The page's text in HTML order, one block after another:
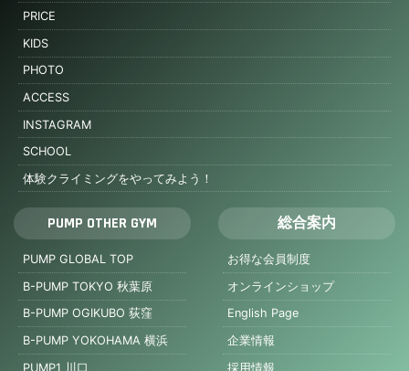
PRICE
KIDS
PHOTO
ACCESS
INSTAGRAM
SCHOOL
体験クライミングをやってみよう！
PUMP OTHER GYM
PUMP GLOBAL TOP
B-PUMP TOKYO 秋葉原
B-PUMP OGIKUBO 荻窪
B-PUMP YOKOHAMA 横浜
PUMP1 川口
総合案内
お得な会員制度
オンラインショップ
English Page
企業情報
採用情報